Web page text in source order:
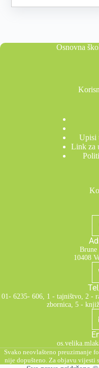
Osnovna
Upisi
Link za
Brune
10408
01- 6235- 606, 1 - tajništvo, 2 -
zbornica, 5 -
Svako neovlašteno preuzimanje
nije dopušteno. Za objavu vijesti